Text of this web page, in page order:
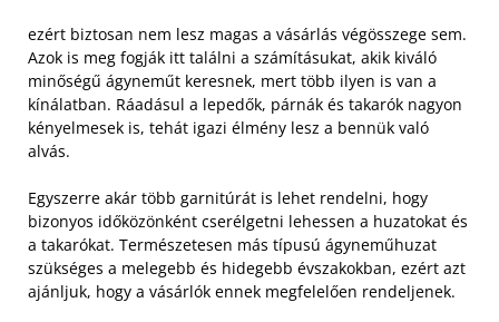
ezért biztosan nem lesz magas a vásárlás végösszege sem.
Azok is meg fogják itt találni a számításukat, akik kiváló
minőségű ágyneműt keresnek, mert több ilyen is van a
kínálatban. Ráadásul a lepedők, párnák és takarók nagyon
kényelmesek is, tehát igazi élmény lesz a bennük való
alvás.
Egyszerre akár több garnitúrát is lehet rendelni, hogy
bizonyos időközönként cserélgetni lehessen a huzatokat és
a takarókat. Természetesen más típusú ágyneműhuzat
szükséges a melegebb és hidegebb évszakokban, ezért azt
ajánljuk, hogy a vásárlók ennek megfelelően rendeljenek.